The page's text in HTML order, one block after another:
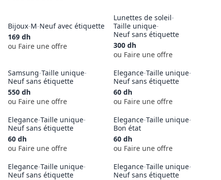
Bijoux-M-Neuf avec étiquette
169 dh
ou Faire une offre
Lunettes de soleil-
Taille unique-
Neuf sans étiquette
300 dh
ou Faire une offre
Samsung-Taille unique-
Neuf sans étiquette
550 dh
ou Faire une offre
Elegance-Taille unique-
Neuf sans étiquette
60 dh
ou Faire une offre
Elegance-Taille unique-
Neuf sans étiquette
60 dh
ou Faire une offre
Elegance-Taille unique-
Bon état
60 dh
ou Faire une offre
Elegance-Taille unique-
Neuf sans étiquette
Elegance-Taille unique-
Neuf sans étiquette